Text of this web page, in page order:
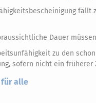
fällt
Dauer
zu den
sofern nicht ein
alle